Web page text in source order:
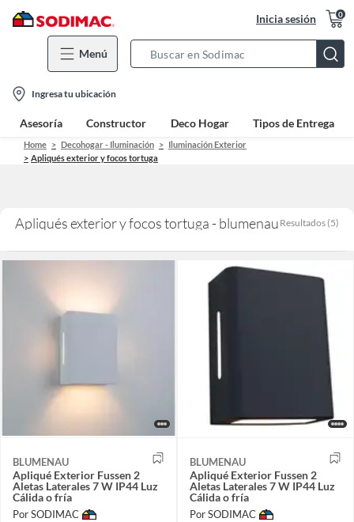
Inicia sesión 0
Menú
Bar
location-
icon
Ingresa tu ubicación
Asesoría Constructor Deco Hogar Tipos de Entrega
Home Decohogar - Iluminación
Iluminación Exterior
Apliqués exterior y focos tortuga
Apliqués exterior y focos tortuga - blumenau Resultados (5)
BLUMENAU
Apliqué Exterior Fussen 2
Aletas Laterales 7 W IP44 Luz
Cálida o fría
Por SODIMAC
BLUMENAU
Apliqué Exterior Fussen 2
Aletas Laterales 7 W IP44 Luz
Cálida o fría
Por SODIMAC